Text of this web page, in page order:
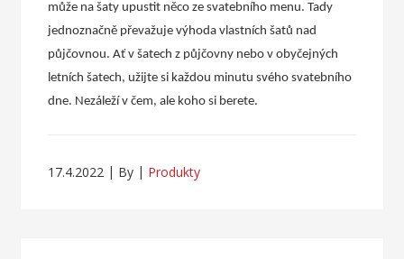
může na šaty upustit něco ze svatebního menu. Tady
jednoznačně převažuje výhoda vlastních šatů nad
půjčovnou.Ať v šatech z půjčovny nebo v obyčejných
letních šatech, užijte si každou minutu svého svatebního
dne. Nezáleží v čem, ale koho si berete.
17.4.2022 By Produkty